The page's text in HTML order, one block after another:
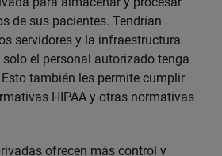
de sus pacientes. Tendrían
servidores y la infraestructura
el personal autorizado tenga
también les permite cumplir
HIPAA y otras normativas
ofrecen más control y